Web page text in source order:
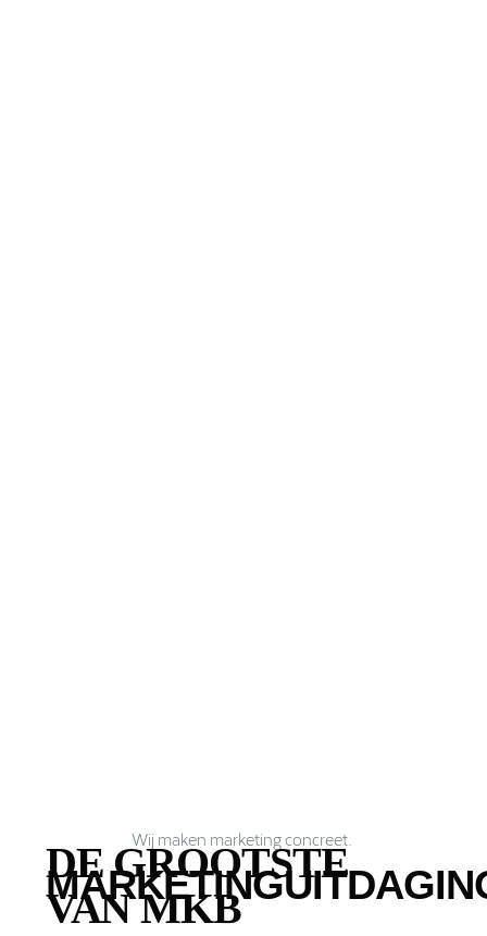
Wij maken marketing concreet.
DE GROOTSTE
VAN MKB